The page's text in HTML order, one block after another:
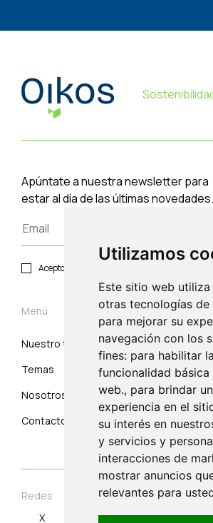
Utilizamos
Este sitio web
otras tecnologías de
para mejorar su
navegación con los
fines: para habilitar la
funcionalidad
web., para brindar
experiencia en el
su interés en
y servicios y
interacciones de
mostrar anuncios
relevantes para
Apúntate a nuestra newsletter para
estar al día de las últimas novedades.
Acepto política de privacidad y protección de
Menú
Nuestro trabajo
Temas
Nosotros
Contacto
Correo
Redes
X
Instagram Linkedin